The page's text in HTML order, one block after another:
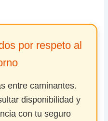
por respeto al
entre caminantes.
disponibilidad y
con tu seguro